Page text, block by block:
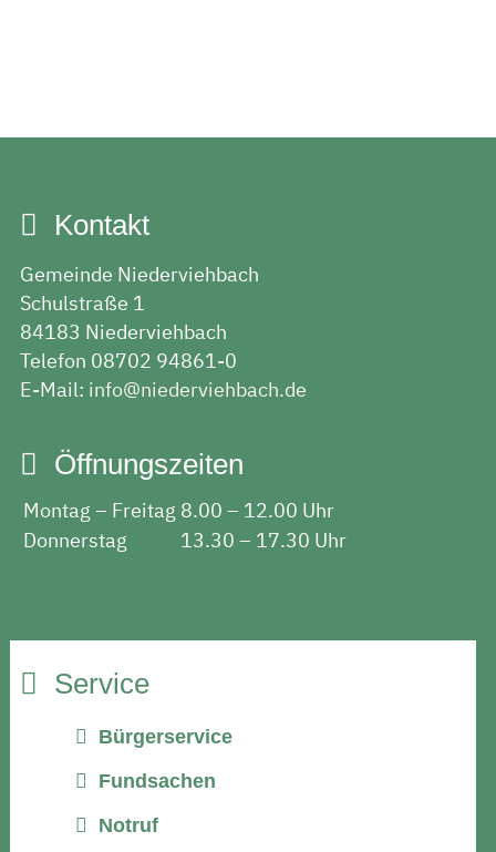
Kontakt
Gemeinde Niederviehbach
Schulstraße 1
84183 Niederviehbach
Telefon 08702 94861-0
E-Mail: info@niederviehbach.de
Öffnungszeiten
Montag – Freitag 8.00 – 12.00 Uhr
Donnerstag
13.30 – 17.30 Uhr
Service
Bürgerservice
Fundsachen
Notruf